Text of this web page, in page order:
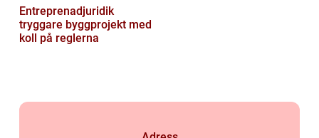
Entreprenadjuridik
tryggare byggprojekt med
koll på reglerna